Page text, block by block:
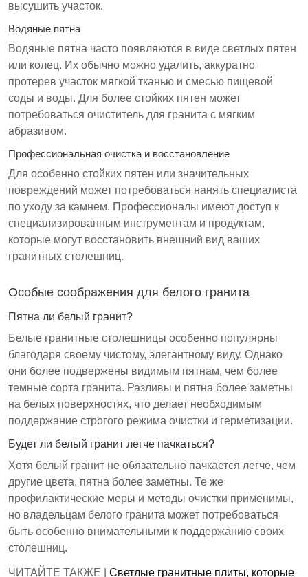
высушить участок.
Водяные пятна
Водяные пятна часто появляются в виде светлых пятен
или колец. Их обычно можно удалить, аккуратно
протерев участок мягкой тканью и смесью пищевой
соды и воды. Для более стойких пятен может
потребоваться очиститель для гранита с мягким
абразивом.
Профессиональная очистка и восстановление
Для особенно стойких пятен или значительных
повреждений может потребоваться нанять специалиста
по уходу за камнем. Профессионалы имеют доступ к
специализированным инструментам и продуктам,
которые могут восстановить внешний вид ваших
гранитных столешниц.
Особые соображения для белого гранита
Пятна ли белый гранит?
Белые гранитные столешницы особенно популярны
благодаря своему чистому, элегантному виду. Однако
они более подвержены видимым пятнам, чем более
темные сорта гранита. Разливы и пятна более заметны
на белых поверхностях, что делает необходимым
поддержание строгого режима очистки и герметизации.
Будет ли белый гранит легче пачкаться?
Хотя белый гранит не обязательно пачкается легче, чем
другие цвета, пятна более заметны. Те же
профилактические меры и методы очистки применимы,
но владельцам белого гранита может потребоваться
быть особенно внимательными к поддержанию своих
столешниц.
ЧИТАЙТЕ ТАКЖЕ | Светлые гранитные плиты, которые